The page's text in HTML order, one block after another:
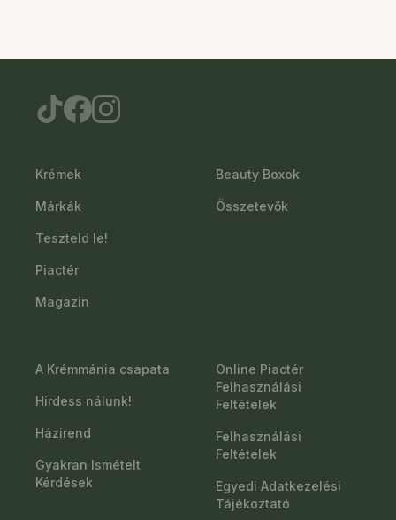
Krémek
Márkák
Teszteld le!
Piactér
Magazin
Beauty Boxok
Összetevők
A Krémmánia csapata
Hirdess nálunk!
Házirend
Gyakran Ismételt
Kérdések
Online Piactér
Felhasználási
Feltételek
Felhasználási
Feltételek
Egyedi Adatkezelési
Tájékoztató